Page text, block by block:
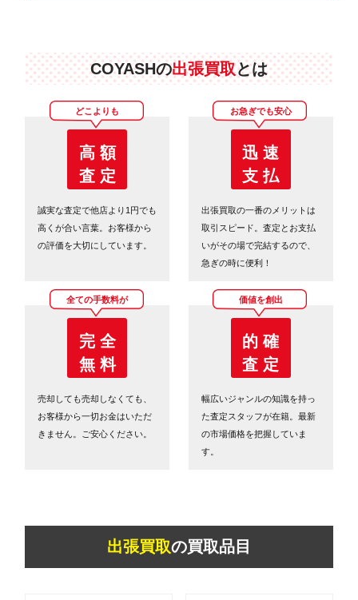
COYASHの出張買取とは
どこよりも
高 額
査 定
誠実な査定で他店より1円でも
高くが合い言葉。お客様から
の評価を大切にしています。
お急ぎでも安心
迅 速
支 払
出張買取の一番のメリットは
取引スピード。査定とお支払
いがその場で完結するので、
急ぎの時に便利！
全ての手数料が
完 全
無 料
売却しても売却しなくても、
お客様から一切お金はいただ
きません。ご安心ください。
価値を創出
的 確
査 定
幅広いジャンルの知識を持っ
た査定スタッフが在籍。最新
の市場価格を把握していま
す。
出張買取の買取品目